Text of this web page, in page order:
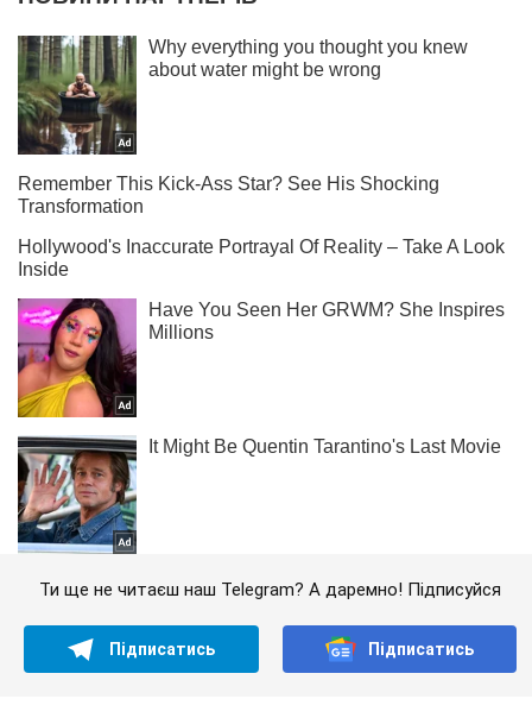
Ти ще не читаєш наш Telegram? А даремно! Підписуйся
Підписатись Підписатись